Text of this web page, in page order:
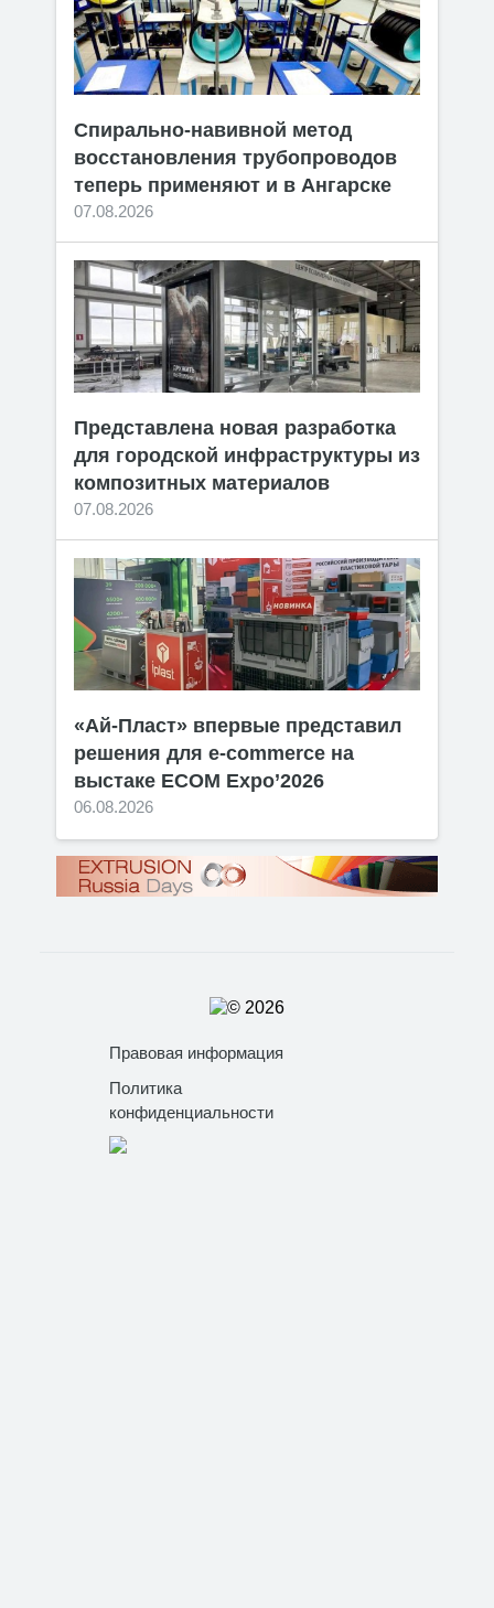
Спирально-навивной метод
восстановления трубопроводов
теперь применяют и в Ангарске
07.08.2026
Представлена новая разработка
для городской инфраструктуры из
композитных материалов
07.08.2026
«Ай-Пласт» впервые представил
решения для e-commerce на
выстаке ECOM Expo’2026
06.08.2026
© 2026
Правовая информация
Политика
конфиденциальности